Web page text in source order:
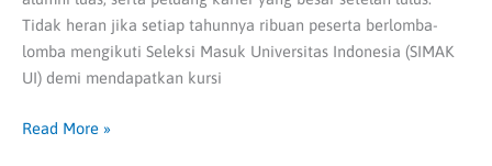
Tidak heran jika setiap tahunnya ribuan peserta berlomba-
lomba mengikuti Seleksi Masuk Universitas Indonesia (SIMAK
UI) demi mendapatkan kursi
Read More »